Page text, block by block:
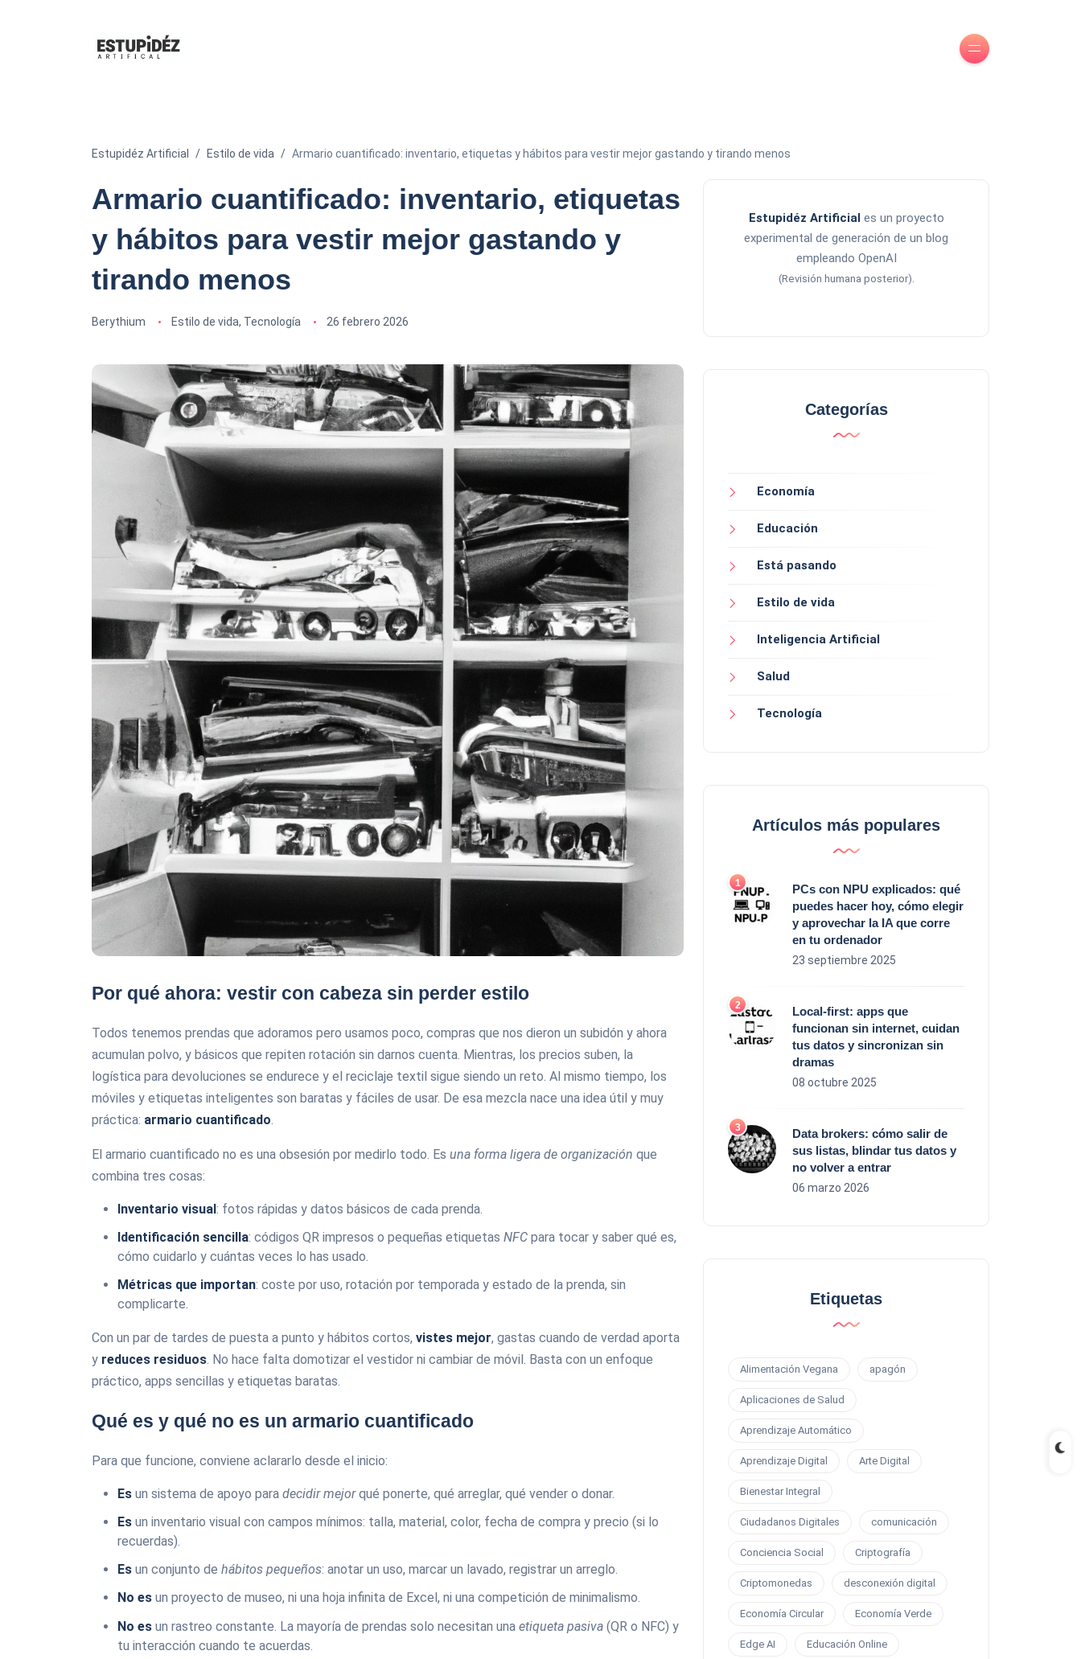
Estupidéz Artificial Estilo de vida Armario cuantificado: inventario, etiquetas y hábitos para vestir mejor gastando y tirando menos
Armario cuantificado: inventario, etiquetas
y hábitos para vestir mejor gastando y
tirando menos
Berythium Estilo de vida, Tecnología 26 febrero 2026
Por qué ahora: vestir con cabeza sin perder estilo
Todos tenemos prendas que adoramos pero usamos poco, compras que nos dieron un subidón y ahora
acumulan polvo, y básicos que repiten rotación sin darnos cuenta. Mientras, los precios suben, la
logística para devoluciones se endurece y el reciclaje textil sigue siendo un reto. Al mismo tiempo, los
móviles y etiquetas inteligentes son baratas y fáciles de usar. De esa mezcla nace una idea útil y muy
práctica: armario cuantificado
El armario cuantificado no es una obsesión por medirlo todo. Es una forma ligera de organización que
combina tres cosas:
Inventario visual: fotos rápidas y datos básicos de cada prenda.
Identificación sencilla: códigos QR impresos o pequeñas etiquetas NFC para tocar y saber qué es,
cómo cuidarlo y cuántas veces lo has usado.
Métricas que importan: coste por uso, rotación por temporada y estado de la prenda, sin
complicarte.
Con un par de tardes de puesta a punto y hábitos cortos, vistes mejor, gastas cuando de verdad aporta
y reduces residuos. No hace falta domotizar el vestidor ni cambiar de móvil. Basta con un enfoque
práctico, apps sencillas y etiquetas baratas.
Qué es y qué no es un armario cuantificado
Para que funcione, conviene aclararlo desde el inicio:
Es un sistema de apoyo para decidir mejorqué ponerte, qué arreglar, qué vender o donar.
Es un inventario visual con campos mínimos: talla, material, color, fecha de compra y precio (si lo
recuerdas).
Es un conjunto de hábitos pequeños: anotar un uso, marcar un lavado, registrar un arreglo.
No es un proyecto de museo, ni una hoja infinita de Excel, ni una competición de minimalismo.
No es un rastreo constante. La mayoría de prendas solo necesitan una etiqueta pasiva (QR o NFC) y
tu interacción cuando te acuerdas.
Estupidéz Artificial es un proyecto
experimental de generación de un blog
empleando OpenAI
(Revisión humana posterior).
Categorías
Economía
Educación
Está pasando
Estilo de vida
Inteligencia Artificial
Salud
Tecnología
Artículos más populares
PCs con NPU explicados: qué
puedes hacer hoy, cómo elegir
y aprovechar la IA que corre
en tu ordenador
23 septiembre 2025
Local‑first: apps que
funcionan sin internet, cuidan
tus datos y sincronizan sin
dramas
08 octubre 2025
Data brokers: cómo salir de
sus listas, blindar tus datos y
no volver a entrar
06 marzo 2026
Etiquetas
Alimentación Vegana apagón
Aplicaciones de Salud
Aprendizaje Automático
Aprendizaje Digital Arte Digital
Bienestar Integral
Ciudadanos Digitales comunicación
Conciencia Social Criptografía
Criptomonedas desconexión digital
Economía Circular Economía Verde
Edge AI Educación Online